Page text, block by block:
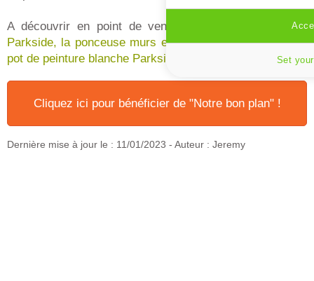
A découvrir en point de vente le
perforateur burineur
Parkside, la ponceuse murs et plafond Lidlou encore le
pot de peinture blanche Parkside Lidl
Cliquez ici pour bénéficier de "Notre bon plan" !
Dernière mise à jour le : 11/01/2023 - Auteur : Jeremy
Set